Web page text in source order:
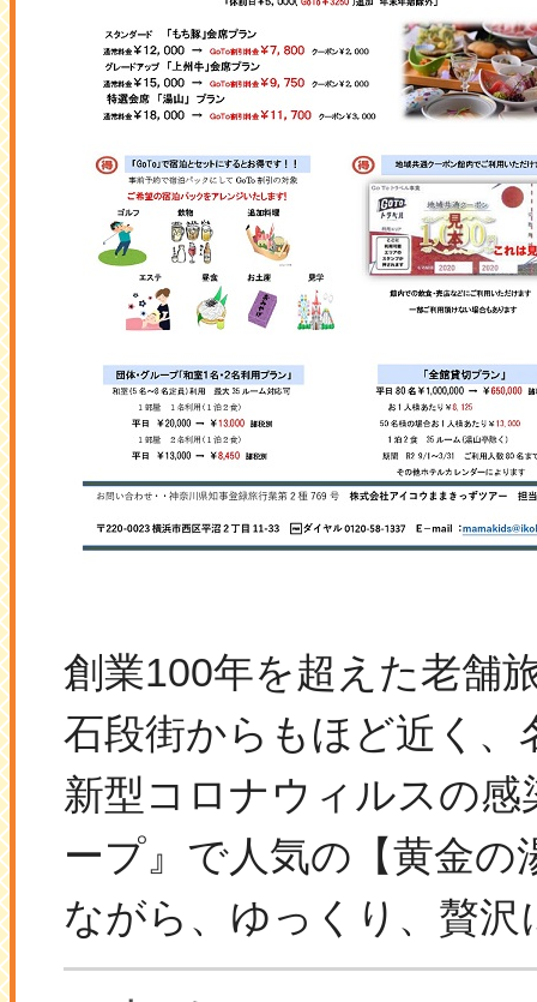
創業100年を超えた老舗
石段街からもほど近く
新型コロナウィルスの
ープ』で人気の【黄金
ながら、ゆっ くり、贅